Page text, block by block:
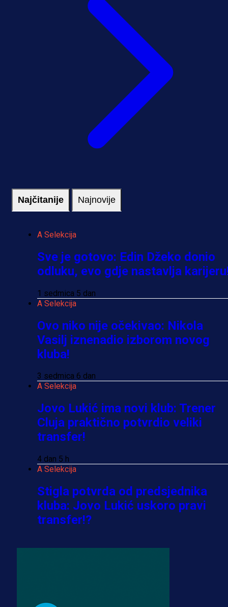
Najčitanije Najnovije
A Selekcija
Sve je gotovo: Edin Džeko donio
odluku, evo gdje nastavlja
1 sedmica 5 dan
A Selekcija
Ovo niko nije očekivao: Nikola
Vasilj iznenadio izborom novog
kluba!
3 sedmica 6 dan
A Selekcija
Jovo Lukić ima novi klub: Trener
Cluja praktično potvrdio veliki
transfer!
4 dan 5 h
A Selekcija
Stigla potvrda od predsjednika
kluba: Jovo Lukić uskoro pravi
transfer!?
dres BiH!